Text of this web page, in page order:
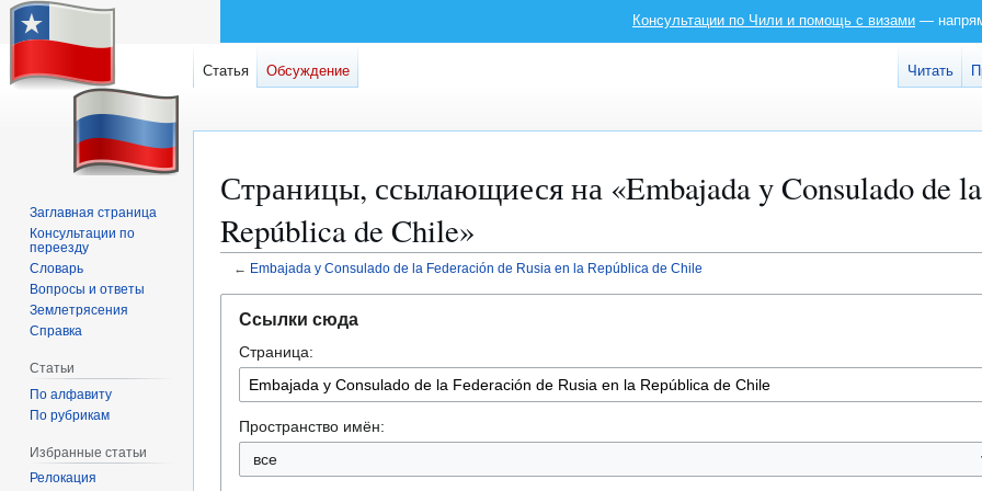
Консультации по Чили и помощь с визами —
Страницы, ссылающиеся на «Embajada y Consulado de
República de Chile»
← Embajada y Consulado de la Federación de Rusia en la República de Chile
навигации
поиску
Ссылки сюда
Страница:
Пространство имён:
все
Статья Обсуждение Читать
Заглавная страница
Консультации по
переезду
Словарь
Вопросы и ответы
Землетрясения
Справка
Статьи
По алфавиту
По рубрикам
Избранные статьи
Релокация